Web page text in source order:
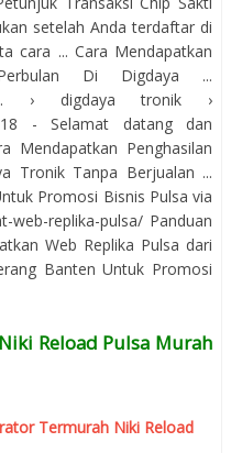
setelah Anda terdaftar di
cara ... Cara Mendapatkan
Di Digdaya ...
... › digdaya tronik ›
- Selamat datang dan
Mendapatkan Penghasilan
Tronik Tanpa Berjualan ...
Promosi Bisnis Pulsa via
web-replika-pulsa/ Panduan
Web Replika Pulsa dari
Banten Untuk Promosi
Reload Pulsa Murah
Termurah Niki Reload